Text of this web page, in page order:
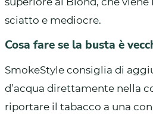
sciatto e mediocre.
Cosa fare se la busta è
SmokeStyle consiglia di
d’acqua direttamente nella
riportare il tabacco a una